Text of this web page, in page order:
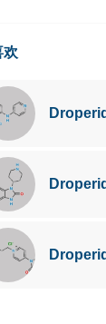
欢